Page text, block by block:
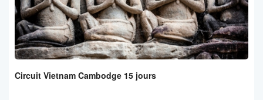
Circuit Vietnam Cambodge 15 jours